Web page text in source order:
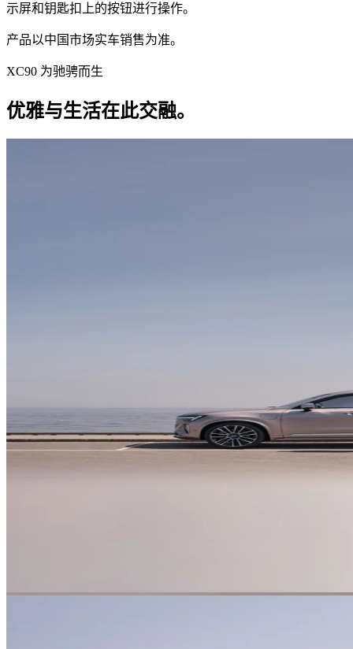
示屏和钥匙扣上的按钮进行操作。
产品以中国市场实车销售为准。
XC90 为驰骋而生
优雅与生活在此交融。